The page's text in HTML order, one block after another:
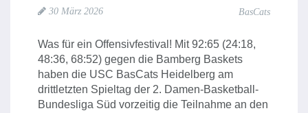
30 März 2026 BasCats
Was für ein Offensivfestival! Mit 92:65 (24:18,
48:36, 68:52) gegen die Bamberg Baskets
haben die USC BasCats Heidelberg am
drittletzten Spieltag der 2. Damen-Basketball-
Bundesliga Süd vorzeitig die Teilnahme an den